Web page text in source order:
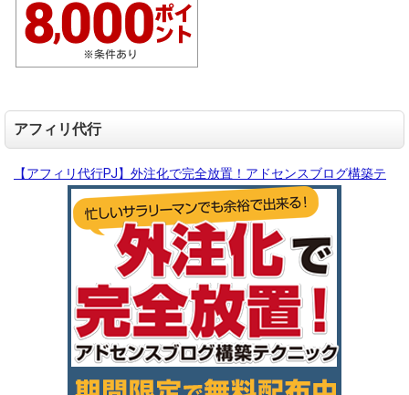
アフィリ代行
【アフィリ代行PJ】外注化で完全放置！アドセンスブログ構築テ